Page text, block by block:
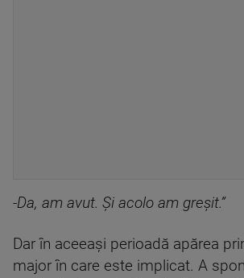
-Da, am avut. Și acolo am greșit.”
Dar în aceeași perioadă apărea
major în care este implicat. A